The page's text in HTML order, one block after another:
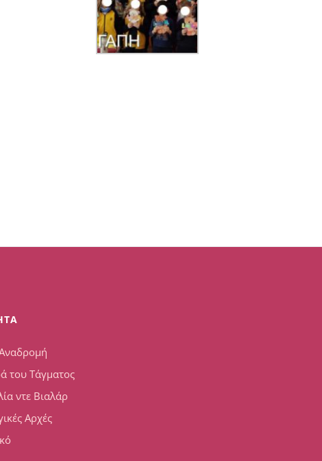
του Τάγματος
ντε Βιαλάρ
Αρχές